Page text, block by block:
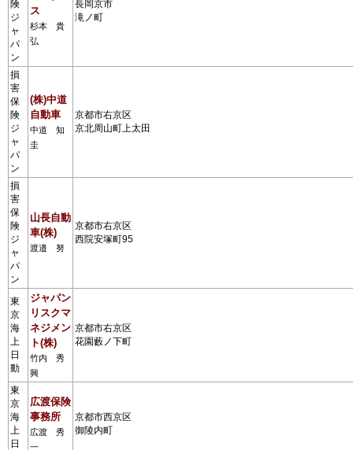
険
ジ
ャ
パ
ン
ス
杉本 貴
弘
長岡京市
滝ノ町
損
害
保
険
ジ
ャ
パ
ン
(株)中道
自動車
中道 知
圭
京都市右京区
京北周山町上太田
損
害
保
険
ジ
ャ
パ
ン
山長自動
車(株)
渡邉 努
京都市右京区
西院安塚町95
東
京
海
上
日
動
ジャパン
リスクマ
ネジメン
ト(株)
竹内 秀
興
京都市右京区
花園藪ノ下町
東
京
海
上
日
広渡保険
事務所
広渡 秀
一
京都市西京区
御陵内町